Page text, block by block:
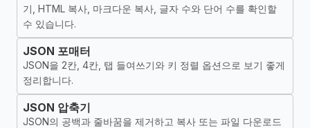
기, HTML 복사, 마크다운 복사, 글자 수와 단어 수를 확인할
수 있습니다.
JSON 포매터
JSON을 2칸, 4칸, 탭 들여쓰기와 키 정렬 옵션으로 보기 좋게
정리합니다.
JSON 압축기
JSON의 공백과 줄바꿈을 제거하고 복사 또는 파일 다운로드